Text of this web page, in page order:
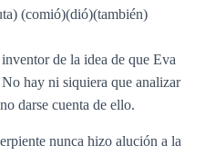
(comió)(dió)(también)
de la idea de que Eva
hay ni siquiera que analizar
darse cuenta de ello.
nunca hizo alución a la